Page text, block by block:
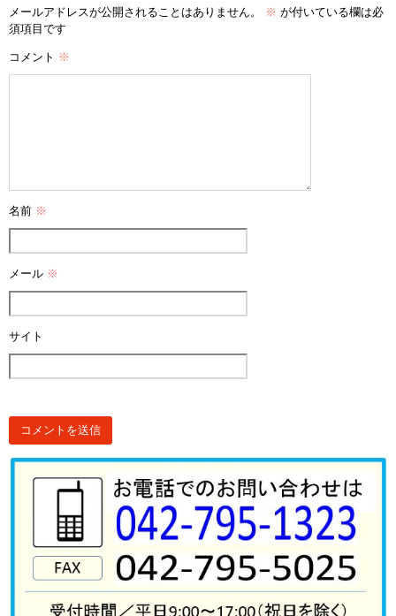
メールアドレスが公開されることはありません。 ※ が付いている欄は必
須項目です
コメント ※
名前 ※
メール ※
サイト